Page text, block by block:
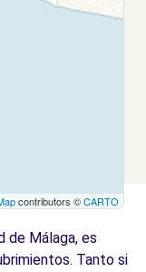
contributors ©CARTO
de Málaga, es
Tanto si